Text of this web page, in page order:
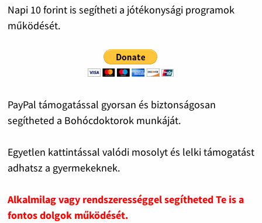
Napi 10 forint is segítheti a jótékonysági programok
működését.
PayPal támogatással gyorsan és biztonságosan
segítheted a Bohócdoktorok munkáját.
Egyetlen kattintással valódi mosolyt és lelki támogatást
adhatsz a gyermekeknek.
Alkalmilag vagy rendszerességgel segítheted Te is a
fontos dolgok működését.